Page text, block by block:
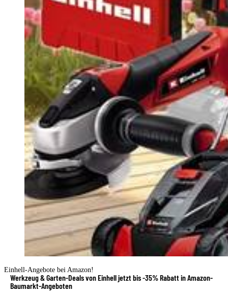
Einhell-Angebote bei Amazon!
Werkzeug & Garten-Deals von Einhell jetzt bis -35% Rabatt in Amazon-
Baumarkt-Angeboten